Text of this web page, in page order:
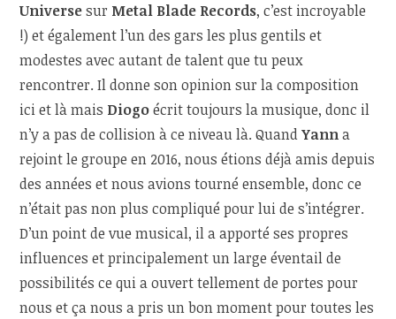
Universesur Metal Blade Records, c’est incroyable
!) et également l’un des gars les plus gentils et
modestes avec autant de talent que tu peux
rencontrer. Il donne son opinion sur la composition
ici et là mais Diogoécrit toujours la musique, donc il
n’y a pas de collision à ce niveau là. QuandYanna
rejoint le groupe en 2016, nous étions déjà amis depuis
des années et nous avions tourné ensemble, donc ce
n’était pas non plus compliqué pour lui de s’intégrer.
D’un point de vue musical, il a apporté ses propres
influences et principalement un large éventail de
possibilités ce qui a ouvert tellement de portes pour
nous et ça nous a pris un bon moment pour toutes les